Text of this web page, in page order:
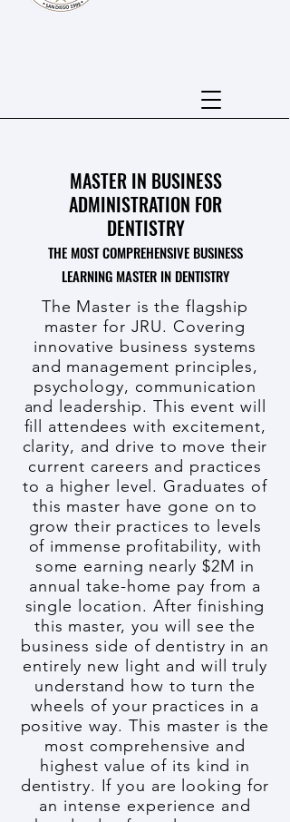
MASTER IN BUSINESS
ADMINISTRATION FOR
DENTISTRY
THE MOST COMPREHENSIVE BUSINESS
LEARNING MASTER IN DENTISTRY
The Master is the flagship
master for JRU. Covering
innovative business systems
and management principles,
psychology, communication
and leadership. This event will
fill attendees with excitement,
clarity, and drive to move their
current careers and practices
to a higher level. Graduates of
this master have gone on to
grow their practices to levels
of immense profitability, with
some earning nearly $2M in
annual take-home pay from a
single location. After finishing
this master, you will see the
business side of dentistry in an
entirely new light and will truly
understand how to turn the
wheels of your practices in a
positive way. This master is the
most comprehensive and
highest value of its kind in
dentistry. If you are looking for
an intense experience and